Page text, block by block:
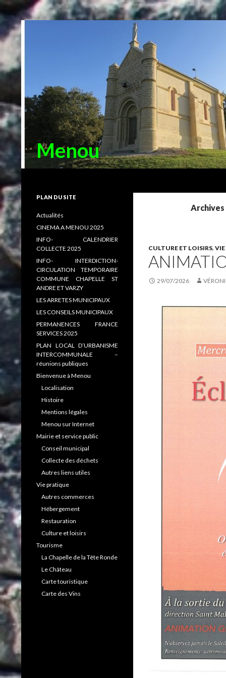
Menou
Archives
CULTURE ET LOISIRS,
29/07/2026
PLAN DU SITE
Actualités
CINEMA A MENOU 2025
INFO- CALENDRIER
COLLECTE 2025
INFO- INTERDICTION-
CIRCULATION TEMPORAIRE
COMMUNE CHAPELLE ST
ANDRE ET VARZY
LES ARRETES MUNICIPAUX
LES CONSEILS MUNICIPAUX
PERMANENCES FRANCE
SERVICES 2025
PLAN LOCAL D’URBANISME
INTERCOMMUNALE –
réunions publiques
Bienvenue à Menou
Localisation
Histoire
Mentions légales
Menou sur Internet
Mairie et service public
Conseil municipal
Collecte des déchets
Autres liens utiles
Vie pratique
Autres commerces
Hébergement
Restauration
Culture et loisirs
Tourisme
La Chapelle de la Tête Ronde
Le Château
Carte touristique
Carte des Vins